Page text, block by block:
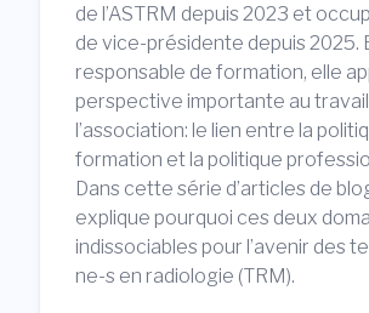
de l’ASTRM depuis 2023 et
de vice-présidente depuis 2025.
responsable de formation, elle
perspective importante au
l’association: le lien entre la
formation et la politique
Dans cette série d’articles de
explique pourquoi ces deux
indissociables pour l’avenir des
ne-s en radiologie (TRM).